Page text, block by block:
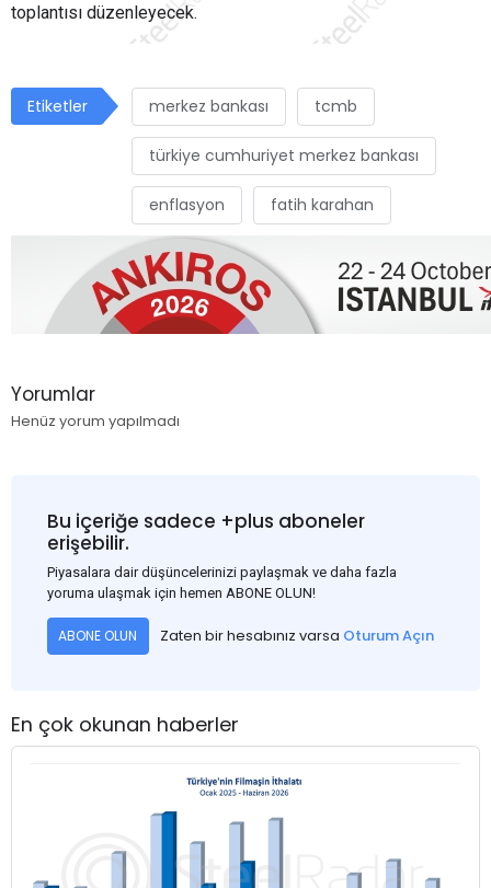
toplantısı düzenleyecek.
Etiketler merkez bankası tcmb
türkiye cumhuriyet merkez bankası
enflasyon fatih karahan
Yorumlar
Henüz yorum yapılmadı
Bu içeriğe sadece +plus aboneler
erişebilir.
Piyasalara dair düşüncelerinizi paylaşmak ve daha fazla
yoruma ulaşmak için hemen ABONE OLUN!
ABONE OLUN Zaten bir hesabınız varsa Oturum Açın
En çok okunan haberler